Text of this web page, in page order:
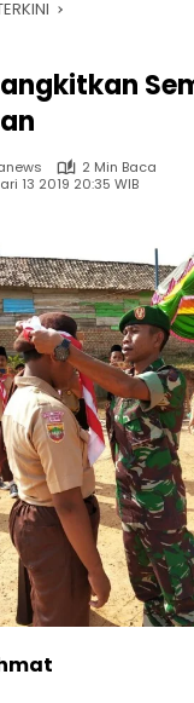
2 Min Baca
13 2019 20:35 WIB